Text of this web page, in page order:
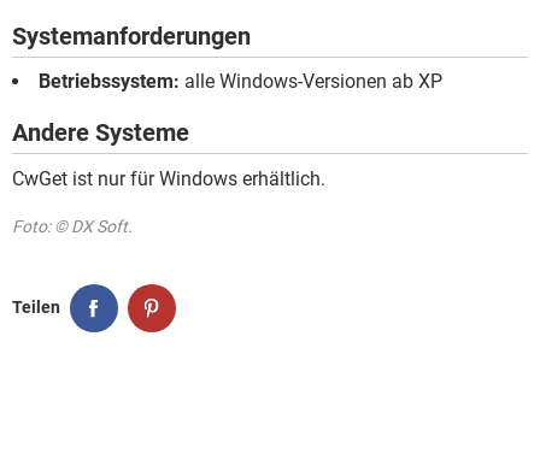
Systemanforderungen
Betriebssystem: alle Windows-Versionen ab XP
Andere Systeme
CwGet ist nur für Windows erhältlich.
Foto: © DX Soft.
Teilen